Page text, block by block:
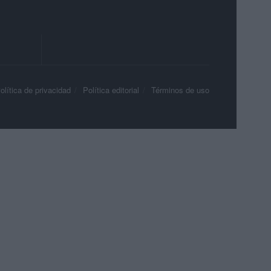
de privacidad Política editorial Términos de uso